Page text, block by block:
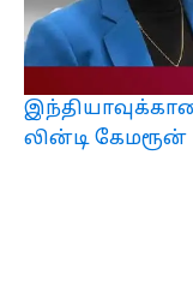
லின்டி கேமரூன்